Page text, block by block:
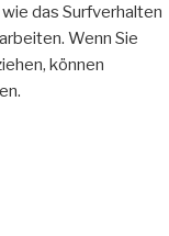
das Surfverhalten
Wenn Sie
können